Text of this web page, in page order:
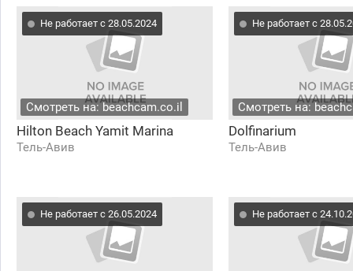
Не работает с 28.05.2024
Смотреть на: beachcam.co.il
Hilton Beach Yamit Marina
Тель-Авив
Не работает с
Смотреть на:
Dolfinarium
Тель-Авив
Не работает с 26.05.2024 Не работает с